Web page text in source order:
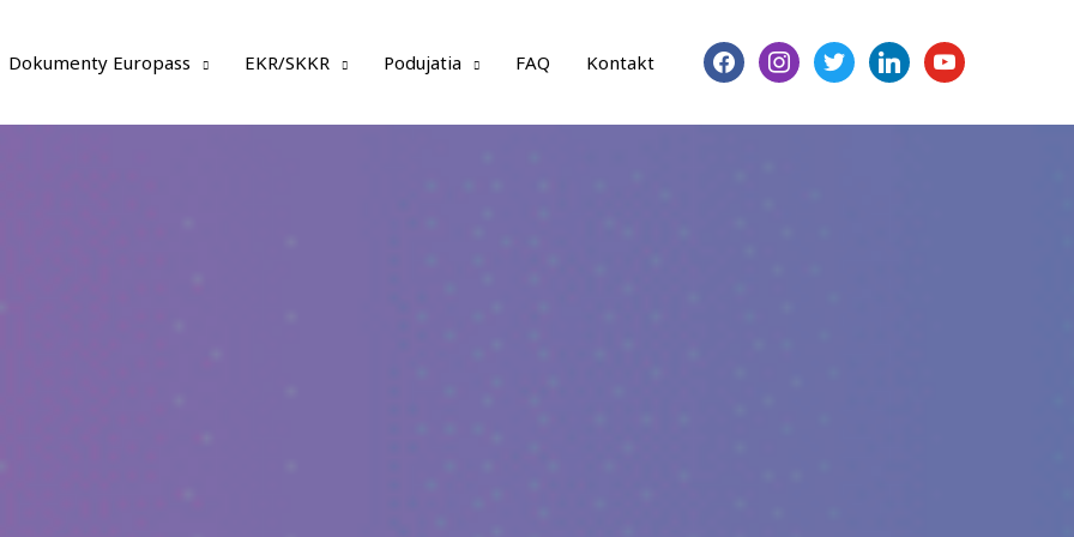
Dokumenty Europass EKR/SKKR Podujatia FAQ Kontakt
facebookinstagramtwitter linkedinyoutube